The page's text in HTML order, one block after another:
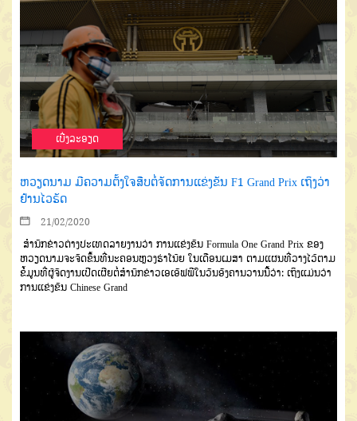
ເບີ່ງລະອຽດ
ຫວຽດນາມ ມີຄວາມຕັ້ງໃຈສືບຕໍ່ຈັດການແຂ່ງຂັນ F1 Grand Prix ເຖິງວ່າ
ຢ້ານໄວຣັດ
21/02/2020
ສຳນັກຂ່າວຕ່າງປະເທດລາຍງານວ່າ ການແຂ່ງຂັນ Formula One Grand Prix ຂອງ
ຫວຽດນາມຈະຈັດຂຶ້ນທີ່ນະຄອນຫຼວງຮ່າໂນ້ຍ ໃນເດືອນເມສາ ຕາມແຜນທີ່ວາງໄວ້ຕາມ
ຂໍ້ມູນທີ່ຜູ້ຈັດງານເປີດເຜີຍຕໍ່ສຳນັກຂ່າວເອເອັຟພີໃນວັນອັງຄານວານນີ້ວ່າ: ເຖິງແມ່ນວ່າ
ການແຂ່ງຂັນ Chinese Grand